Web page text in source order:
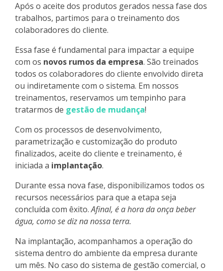
Após o aceite dos produtos gerados nessa fase dos
trabalhos, partimos para o treinamento dos
colaboradores do cliente.
Essa fase é fundamental para impactar a equipe
com os novos rumos da empresa. São treinados
todos os colaboradores do cliente envolvido direta
ou indiretamente com o sistema. Em nossos
treinamentos, reservamos um tempinho para
tratarmos de gestão de mudança!
Com os processos de desenvolvimento,
parametrização e customização do produto
finalizados, aceite do cliente e treinamento, é
iniciada a implantação.
Durante essa nova fase, disponibilizamos todos os
recursos necessários para que a etapa seja
concluída com êxito.Afinal, é a hora da onça beber
água, como se diz na nossa terra.
Na implantação, acompanhamos a operação do
sistema dentro do ambiente da empresa durante
um mês. No caso do sistema de gestão comercial, o